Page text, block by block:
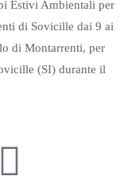
Estivi Ambientali per
di Sovicille dai 9 ai
di Montarrenti, per
(SI) durante il